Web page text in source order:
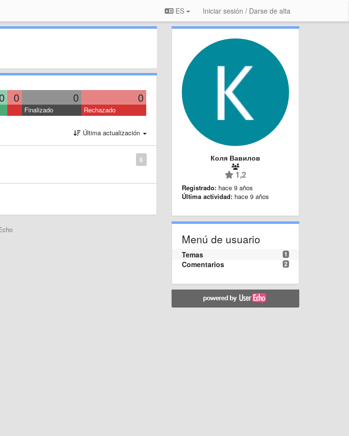
ES Iniciar sesión / Darse de alta
0 0 0 0
Finalizado Rechazado
Última actualización
0 Коля Вавилов
1,2
Registrado: hace 9 años
Última actividad: hace 9 años
Menú de usuario
1
Temas
2
Comentarios